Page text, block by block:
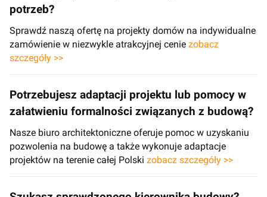
potrzeb?
Sprawdź naszą ofertę na projekty domów na indywidualne
zamówienie w niezwykle atrakcyjnej cenie zobacz
szczegóły >>
Potrzebujesz adaptacji projektu lub pomocy w
załatwieniu formalności związanych z budową?
Nasze biuro architektoniczne oferuje pomoc w uzyskaniu
pozwolenia na budowę a także wykonuje adaptacje
projektów na terenie całej Polski zobacz szczegóły >>